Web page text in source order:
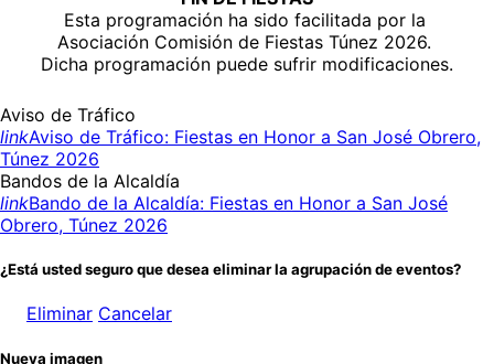
Esta programación ha sido facilitada por la
Asociación Comisión de Fiestas Túnez 2026.
Dicha programación puede sufrir modificaciones.
Aviso de Tráfico
linkAviso de Tráfico: Fiestas en Honor a San José Obrero,
Túnez 2026
Bandos de la Alcaldía
linkBando de la Alcaldía: Fiestas en Honor a San José
Obrero, Túnez 2026
¿Está usted seguro que desea eliminar la agrupación de eventos?
Eliminar Cancelar
Nueva imagen